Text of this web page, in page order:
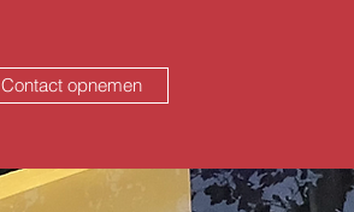
Contact opnemen